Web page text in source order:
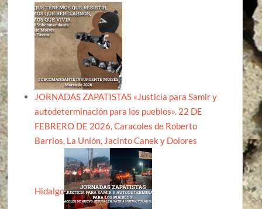
JORNADAS ZAPATISTAS «Justicia para Samir y
autodeterminación para los pueblos». 22 DE
FEBRERO DE 2026, Caracoles de Roberto
Barrios, La Unión, Jacinto Canek y Dolores
Hidalgo